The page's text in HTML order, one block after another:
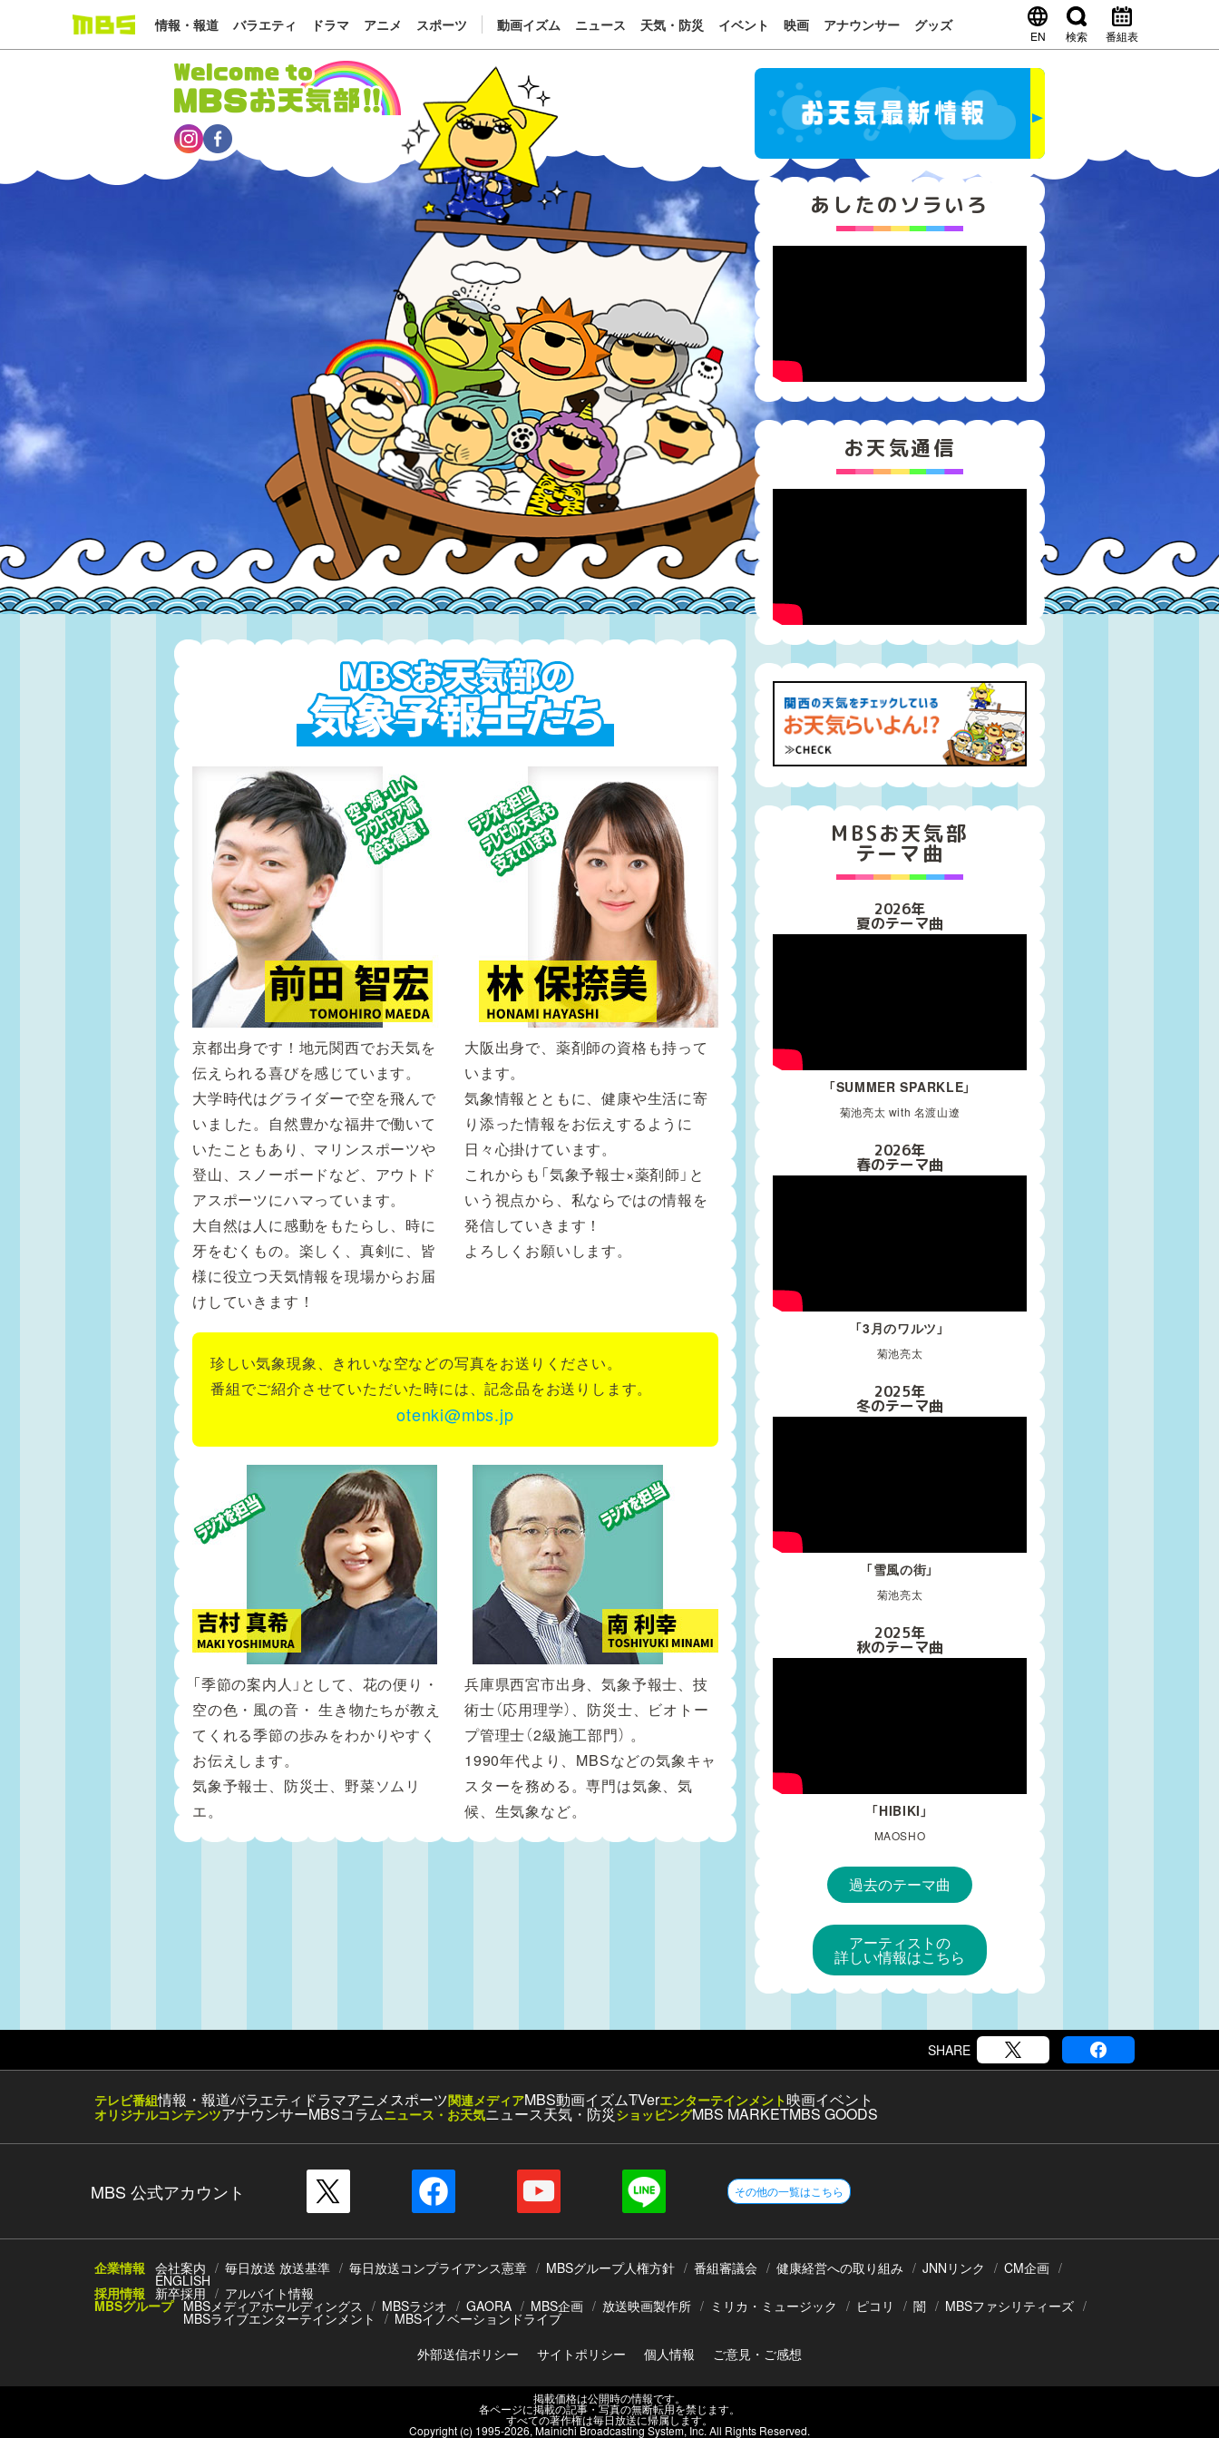
情報・報道 バラエティ ドラマ アニメ スポーツ 動画イズム ニュース 天気・防災 イベント 映画 アナウンサー グッズ
EN 検索 番組表
あしたのソラいろ
お天気通信
京都出身です！地元関西でお天気を
伝えられる喜びを感じています。
大学時代はグライダーで空を飛んで
いました。自然豊かな福井で働いて
いたこともあり、マリンスポーツや
登山、スノーボードなど、アウトド
アスポーツにハマっています。
大自然は人に感動をもたらし、時に
牙をむくもの。楽しく、真剣に、皆
様に役立つ天気情報を現場からお届
けしていきます！
大阪出身で、薬剤師の資格も持って
います。
気象情報とともに、健康や生活に寄
り添った情報をお伝えするように
日々心掛けています。
これからも「気象予報士×薬剤師」と
いう視点から、私ならではの情報を
発信していきます！
よろしくお願いします。
珍しい気象現象、きれいな空などの写真をお送りください。
番組でご紹介させていただいた時には、記念品をお送りします。
otenki@mbs.jp
「季節の案内人」として、花の便り・
空の色・風の音・ 生き物たちが教え
てくれる季節の歩みをわかりやすく
お伝えします。
気象予報士、防災士、野菜ソムリ
エ。
兵庫県西宮市出身、気象予報士、技
術士（応用理学）、防災士、ビオトー
プ管理士（2級施工部門） 。
1990年代より、MBSなどの気象キャ
スターを務める。専門は気象、気
候、生気象など。
MBSお天気部
テーマ曲
2026年
夏のテーマ曲
「SUMMER SPARKLE」
菊池亮太 with 名渡山遼
2026年
春のテーマ曲
「3月のワルツ」
菊池亮太
2025年
冬のテーマ曲
「雪風の街」
菊池亮太
2025年
秋のテーマ曲
「HIBIKI」
MAOSHO
アーティストの
詳しい情報はこちら
SHARE
テレビ番組情報・報道バラエティ ドラマアニメスポーツ関連メディアMBS動画イズムTVerエンターテインメント映画イベント
オリジナルコンテンツアナウンサーMBSコラムニュース・お天気ニュース天気・防災 ショッピングMBS MARKETMBS GOODS
MBS 公式アカウント その他の一覧はこちら
企業情報 会社案内 毎日放送 放送基準 毎日放送コンプライアンス憲章 MBSグループ人権方針 番組審議会 健康経営への取り組み JNNリンク CM企画
ENGLISH
採用情報 新卒採用 アルバイト情報
MBSグループ MBSメディアホールディングス MBSラジオ GAORA MBS企画 放送映画製作所 ミリカ・ミュージック ピコリ 闇 MBSファシリティーズ
MBSライブエンターテインメント
MBSイノベーションドライブ
外部送信ポリシー
サイトポリシー 個人情報 ご意見・ご感想
掲載価格は公開時の情報です。
各ページに掲載の記事・写真の無断転用を禁じます。
すべての著作権は毎日放送に帰属します。
Copyright (c) 1995-2026, Mainichi Broadcasting System, Inc. All Rights Reserved.